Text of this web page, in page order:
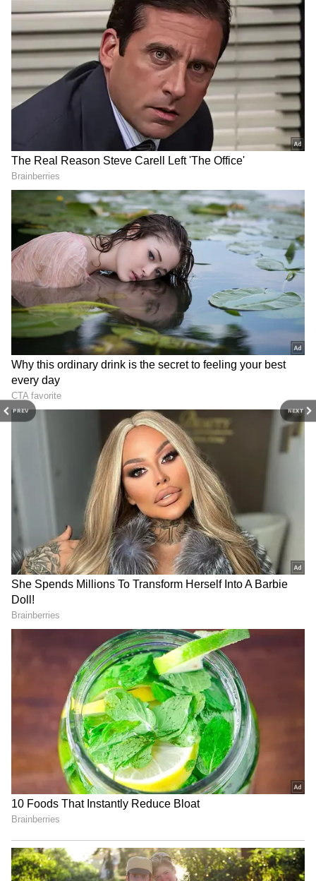
PREV NEXT
తమన్నా తెల్లగా ఉండటంతో ఆమె లైట్ ఎర్రగా ఉండే మేకప్
ను వాడుతుంది. అలాగే ఆకట్టుకునే కనురెప్పలు,
నిగనిగలాడే ఎర్రని పెదాలతో చూపులు తిప్పుకోకుండా
చేస్తుంది. ఈ హీరోయిన్ లా మీరు కూడా మేకప్ ను ట్రై చేస్తే
అందంగా కనిపిస్తారు.
తమన్నా బ్యూటీఫుల్ గా కనిపించడానికి పెద్దగా మేకప్ ను
వాడదు. అయితే ఈమె బ్రోంన్జ్ మేకప్ ఆమెకు మంచి లుక్ ను
అందిస్తుంది. ఇది అందరిలో ఆమెను స్పెషల్ గా కనిపించేలా